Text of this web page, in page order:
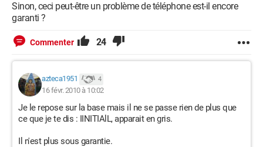
Sinon, ceci peut-être un problème de téléphone est-il encore
garanti ?
Commenter 24
azteca1951 4
16 févr. 2010 à 10:02
Je le repose sur la base mais il ne se passe rien de plus que
ce que je te dis : IINITIAlL, apparait en gris.
Il n'est plus sous garantie.